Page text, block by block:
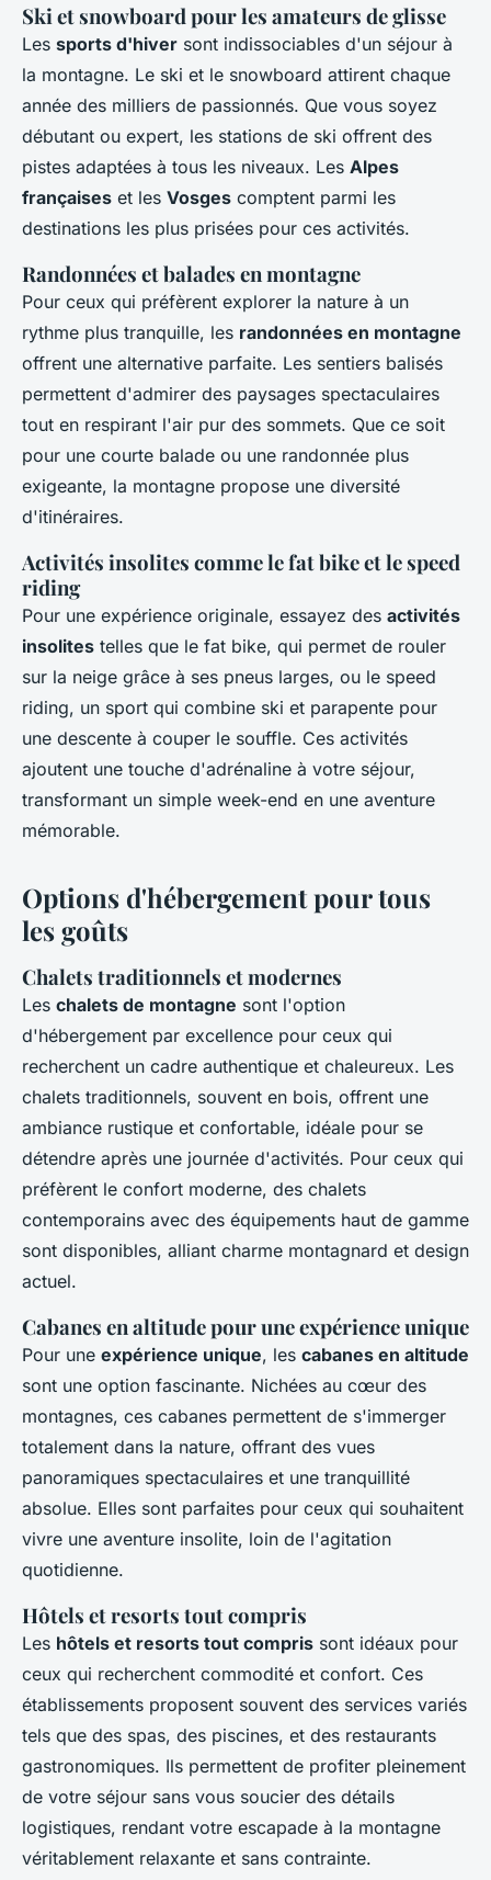
Ski et snowboard pour les amateurs de glisse
Les sports d'hiver sont indissociables d'un séjour à
la montagne. Le ski et le snowboard attirent chaque
année des milliers de passionnés. Que vous soyez
débutant ou expert, les stations de ski offrent des
pistes adaptées à tous les niveaux. Les Alpes
françaises et les Vosges comptent parmi les
destinations les plus prisées pour ces activités.
Randonnées et balades en montagne
Pour ceux qui préfèrent explorer la nature à un
rythme plus tranquille, les randonnées en montagne
offrent une alternative parfaite. Les sentiers balisés
permettent d'admirer des paysages spectaculaires
tout en respirant l'air pur des sommets. Que ce soit
pour une courte balade ou une randonnée plus
exigeante, la montagne propose une diversité
d'itinéraires.
Activités insolites comme le fat bike et le speed
riding
Pour une expérience originale, essayez des activités
insolites telles que le fat bike, qui permet de rouler
sur la neige grâce à ses pneus larges, ou le speed
riding, un sport qui combine ski et parapente pour
une descente à couper le souffle. Ces activités
ajoutent une touche d'adrénaline à votre séjour,
transformant un simple week-end en une aventure
mémorable.
Options d'hébergement pour tous
les goûts
Chalets traditionnels et modernes
Les chalets de montagne sont l'option
d'hébergement par excellence pour ceux qui
recherchent un cadre authentique et chaleureux. Les
chalets traditionnels, souvent en bois, offrent une
ambiance rustique et confortable, idéale pour se
détendre après une journée d'activités. Pour ceux qui
préfèrent le confort moderne, des chalets
contemporains avec des équipements haut de gamme
sont disponibles, alliant charme montagnard et design
actuel.
Cabanes en altitude pour une expérience unique
Pour une expérience unique, les cabanes en altitude
sont une option fascinante. Nichées au cœur des
montagnes, ces cabanes permettent de s'immerger
totalement dans la nature, offrant des vues
panoramiques spectaculaires et une tranquillité
absolue. Elles sont parfaites pour ceux qui souhaitent
vivre une aventure insolite, loin de l'agitation
quotidienne.
Hôtels et resorts tout compris
Les hôtels et resorts tout compris sont idéaux pour
ceux qui recherchent commodité et confort. Ces
établissements proposent souvent des services variés
tels que des spas, des piscines, et des restaurants
gastronomiques. Ils permettent de profiter pleinement
de votre séjour sans vous soucier des détails
logistiques, rendant votre escapade à la montagne
véritablement relaxante et sans contrainte.